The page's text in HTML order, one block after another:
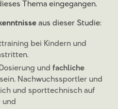
Thema eingegangen.
aus dieser Studie:
bei Kindern und
und fachliche
Nachwuchssportler und
und sporttechnisch auf
und